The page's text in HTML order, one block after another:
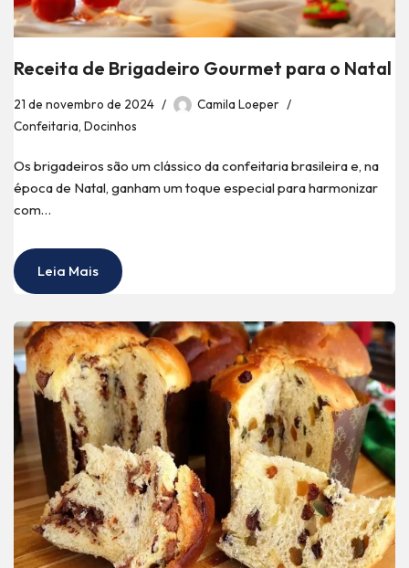
Receita de Brigadeiro Gourmet para o Natal
21 de novembro de 2024
Camila Loeper
Confeitaria, Docinhos
Os brigadeiros são um clássico da confeitaria brasileira e, na
época de Natal, ganham um toque especial para harmonizar
com…
Leia Mais